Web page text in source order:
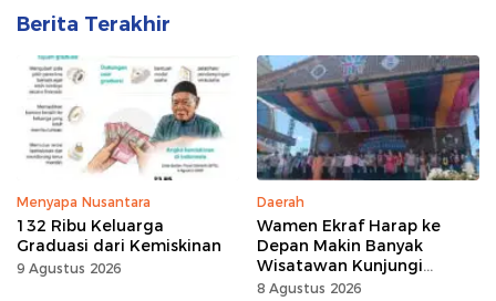
Berita Terakhir
Menyapa Nusantara
132 Ribu Keluarga
Graduasi dari Kemiskinan
9 Agustus 2026
Daerah
Wamen Ekraf Harap ke
Depan Makin Banyak
Wisatawan Kunjungi
Tomohon
8 Agustus 2026